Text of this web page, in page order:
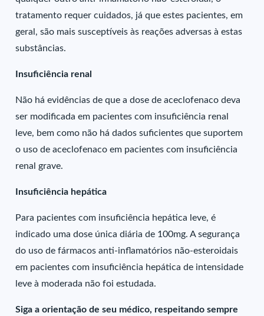
tratamento requer cuidados, já que estes pacientes, em
geral, são mais susceptíveis às reações adversas à estas
substâncias.
Insuficiência renal
Não há evidências de que a dose de aceclofenaco deva
ser modificada em pacientes com insuficiência renal
leve, bem como não há dados suficientes que suportem
o uso de aceclofenaco em pacientes com insuficiência
renal grave.
Insuficiência hepática
Para pacientes com insuficiência hepática leve, é
indicado uma dose única diária de 100mg. A segurança
do uso de fármacos anti-inflamatórios não-esteroidais
em pacientes com insuficiência hepática de intensidade
leve à moderada não foi estudada.
Siga a orientação de seu médico, respeitando sempre